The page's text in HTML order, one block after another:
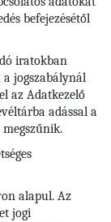
befejezésétől
iratokban
a jogszabálynál
az Adatkezelő
adással a
megszűnik.
alapul. Az
jogi